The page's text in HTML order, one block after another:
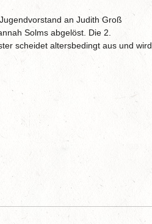
an Judith Groß
Solms abgelöst. Die 2.
scheidet altersbedingt aus und wird